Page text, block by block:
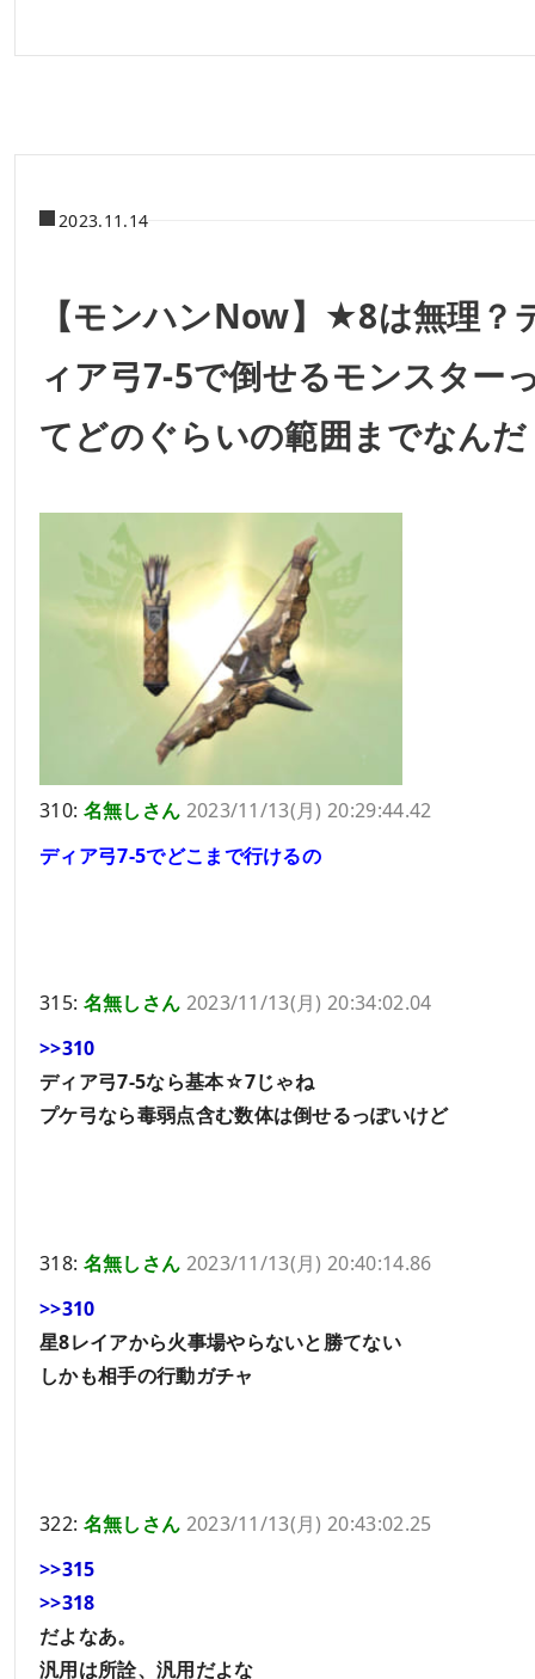
2023.11.14
【モンハンNow】★8は無理？
ィア弓7-5で倒せるモンスター
てどのぐらいの範囲までなん
310: 名無しさん 2023/11/13(月) 20:29:44.42
ディア弓7-5でどこまで行けるの
315: 名無しさん 2023/11/13(月) 20:34:02.04
>>310
ディア弓7-5なら基本☆7じゃね
プケ弓なら毒弱点含む数体は倒せるっぽいけど
318: 名無しさん 2023/11/13(月) 20:40:14.86
>>310
星8レイアから火事場やらないと勝てない
しかも相手の行動ガチャ
322: 名無しさん 2023/11/13(月) 20:43:02.25
>>315
>>318
だよなあ。
汎用は所詮、汎用だよな